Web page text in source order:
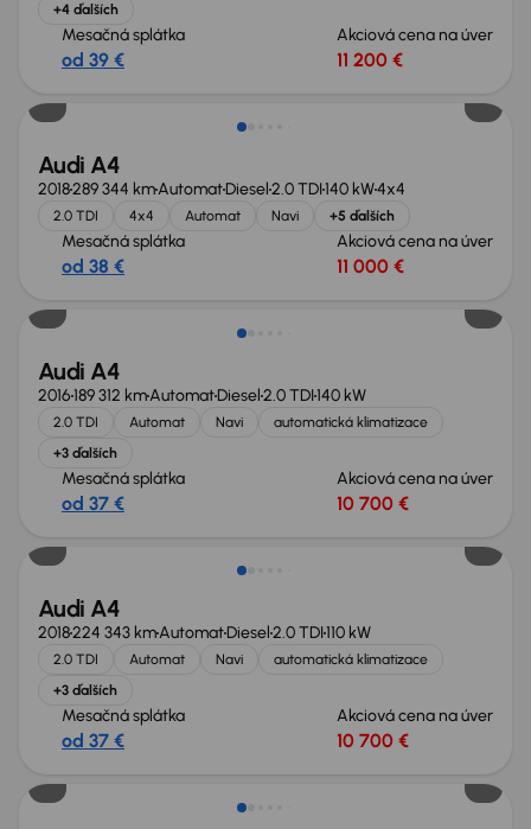
+4 ďalších
Mesačná splátka
od 39 €
Akciová cena na úver
11 200 €
Audi A4
2018289 344 kmAutomatDiesel2.0 TDI140 kW4x4
2.0 TDI 4x4 Automat Navi +5 ďalších
Mesačná splátka
od 38 €
Akciová cena na úver
11 000 €
Audi A4
2016189 312 kmAutomatDiesel2.0 TDI140 kW
2.0 TDI Automat Navi
automatická klimatizace
+3 ďalších
Mesačná splátka
od 37 €
Akciová cena na úver
10 700 €
Audi A4
2018224 343 kmAutomatDiesel2.0 TDI110 kW
2.0 TDI Automat Navi
automatická klimatizace
+3 ďalších
Mesačná splátka
od 37 €
Akciová cena na úver
10 700 €